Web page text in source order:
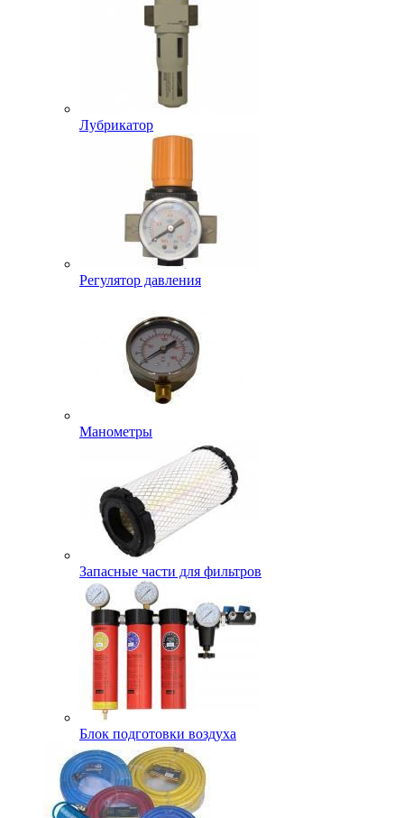
Лубрикатор
Регулятор давления
Манометры
Запасные части для фильтров
Блок подготовки воздуха